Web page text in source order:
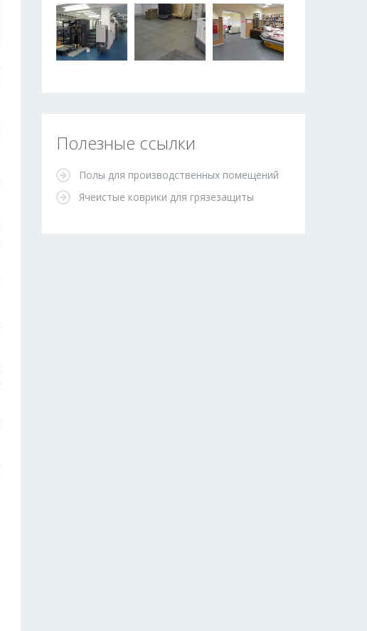
Полезные ссылки
Полы для производственных помещений
Ячеистые коврики для грязезащиты